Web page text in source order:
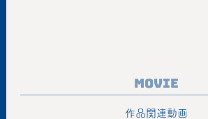
Movie
作品関連動画